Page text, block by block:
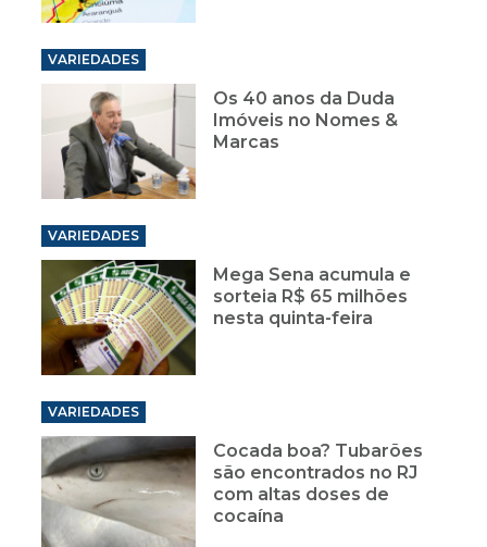
VARIEDADES
Os 40 anos da Duda
Imóveis no Nomes &
Marcas
VARIEDADES
Mega Sena acumula e
sorteia R$ 65 milhões
nesta quinta-feira
VARIEDADES
Cocada boa? Tubarões
são encontrados no RJ
com altas doses de
cocaína